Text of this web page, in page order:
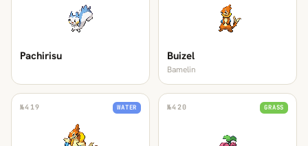
Pachirisu Buizel
Bamelin
№419 WATER №420 GRASS